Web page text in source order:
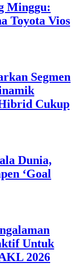
Minggu:
Toyota Vios
Segmen
Cukup
Dunia,
‘Goal
Untuk
2026